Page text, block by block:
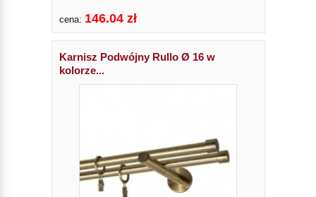
cena: 146.04 zł
Karnisz Podwójny Rullo Ø 16 w
kolorze...